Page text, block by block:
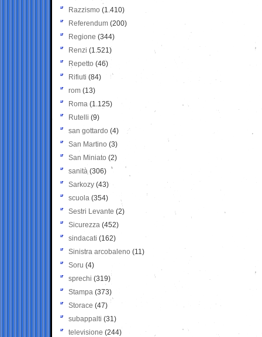
Razzismo (1.410)
Referendum (200)
Regione (344)
Renzi (1.521)
Repetto (46)
Rifiuti (84)
rom (13)
Roma (1.125)
Rutelli (9)
san gottardo (4)
San Martino (3)
San Miniato (2)
sanità (306)
Sarkozy (43)
scuola (354)
Sestri Levante (2)
Sicurezza (452)
sindacati (162)
Sinistra arcobaleno (11)
Soru (4)
sprechi (319)
Stampa (373)
Storace (47)
subappalti (31)
televisione(244)